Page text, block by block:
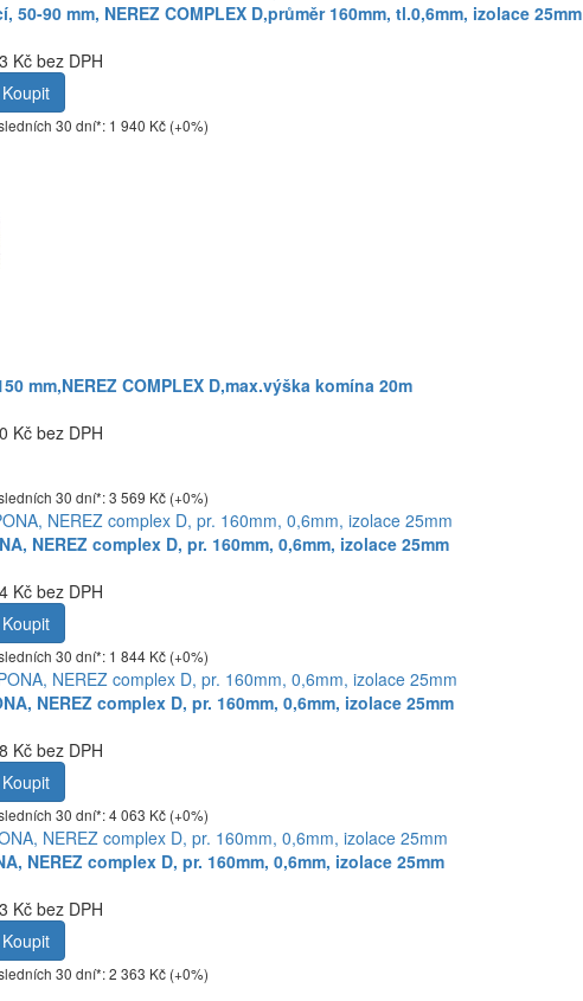
50-90 mm, NEREZ COMPLEX D,průměr 160mm, tl.0,6mm, izolace 25mm
Kč bez DPH
Koupit
30 dní*: 1 940 Kč (+0%)
mm,NEREZ COMPLEX D,max.výška komína 20m
Kč bez DPH
30 dní*: 3 569 Kč (+0%)
NEREZ complex D, pr. 160mm, 0,6mm, izolace 25mm
Kč bez DPH
Koupit
30 dní*: 1 844 Kč (+0%)
NEREZ complex D, pr. 160mm, 0,6mm, izolace 25mm
Kč bez DPH
Koupit
30 dní*: 4 063 Kč (+0%)
NEREZ complex D, pr. 160mm, 0,6mm, izolace 25mm
Kč bez DPH
Koupit
30 dní*: 2 363 Kč (+0%)